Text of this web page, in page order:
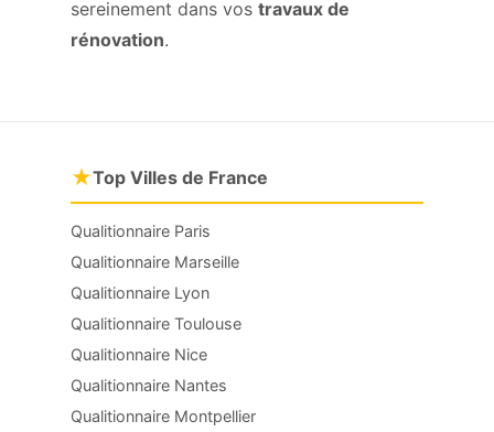
sereinement dans vos travaux de
rénovation.
★Top Villes de France
Qualitionnaire Paris
Qualitionnaire Marseille
Qualitionnaire Lyon
Qualitionnaire Toulouse
Qualitionnaire Nice
Qualitionnaire Nantes
Qualitionnaire Montpellier